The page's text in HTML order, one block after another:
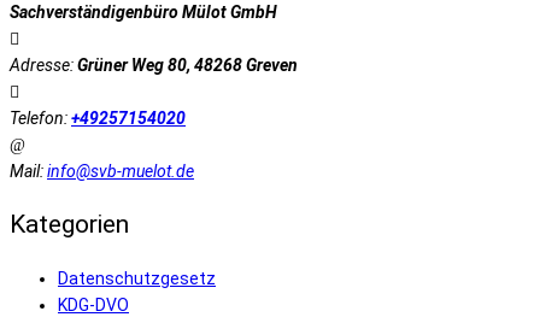
Sachverständigenbüro Mülot GmbH
Adresse:Grüner Weg 80, 48268 Greven
Telefon:+49257154020
Mail:info@svb-muelot.de
Kategorien
Datenschutzgesetz
KDG-DVO